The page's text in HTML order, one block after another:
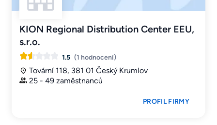
KION Regional Distribution Center EEU,
s.r.o.
1.5 (1 hodnocení)
Tovární 118, 381 01 Český Krumlov
25 - 49 zaměstnanců
PROFIL FIRMY